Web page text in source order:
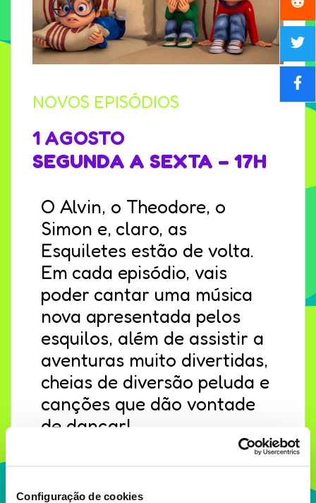
Configuração de cookies
NOVOS EPISÓDIOS
1 AGOSTO
SEGUNDA A SEXTA – 17H
O Alvin, o Theodore, o
Simon e, claro, as
Esquiletes estão de volta.
Em cada episódio, vais
poder cantar uma música
nova apresentada pelos
esquilos, além de assistir a
aventuras muito divertidas,
cheias de diversão peluda e
canções que dão vontade
de dançar!